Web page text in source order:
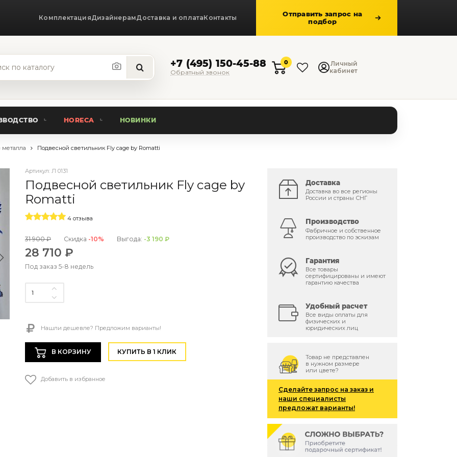
КомплектацияДизайнерамДоставка и оплатаКонтакты
Отправить запрос на
подбор
+7 (495) 150-45-88
Обратный звонок
0
Личный
кабинет
HORECA НОВИНКИ
металла Подвесной светильник Fly cage by Romatti
Артикул: Л 0131
Подвесной светильник Fly cage by
Romatti
4 отзыва
31 900 ₽ Скидка -10% Выгода: -3 190 ₽
28 710 ₽
Под заказ 5-8 недель
Нашли дешевле? Предложим варианты!
В КОРЗИНУ КУПИТЬ В 1 КЛИК
Добавить в избранное
Доставка
Доставка во все регионы
России и страны СНГ
Производство
Фабричное и собственное
производство по эскизам
Гарантия
Все товары
сертифицированы и имеют
гарантию качества
Удобный расчет
Все виды оплаты для
физических и
юридических лиц
Товар не представлен
в нужном размере
или цвете?
Сделайте запрос на заказ и
наши специалисты
предложат варианты!